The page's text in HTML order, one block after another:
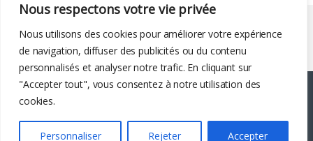
Nous respectons votre vie privée
Nous utilisons des cookies pour améliorer votre expérience
de navigation, diffuser des publicités ou du contenu
personnalisés et analyser notre trafic. En cliquant sur
"Accepter tout", vous consentez à notre utilisation des
cookies.
Personnaliser Rejeter Accepter
Liens utiles